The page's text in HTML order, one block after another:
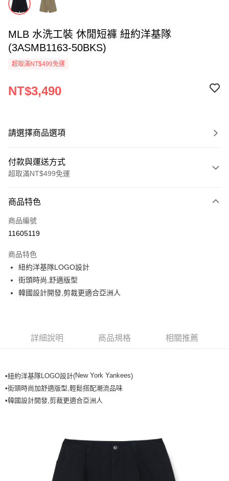
MLB 水洗工裝 休閒短褲 紐約洋基隊
(3ASMB1163-50BKS)
超取滿NT$499免運
NT$3,490
請選擇商品選項
付款與運送方式
超取滿NT$499免運
信用卡一次付款
超商取貨付款
Apple Pay
街口支付
全家取貨付款<未取貨列黑名單/不支援離島取退>
全家取貨<不支援離島取退>
每筆NT$60，滿NT$499(含以上)免運費
7-11取貨<不支援離島取退>
每筆NT$60，滿NT$499(含以上)免運費
宅配滿699免運
商品特色
商品編號
11605119
商品特色
紐約洋基隊LOGO設計
街頭時尚,舒適版型
韓國設計開發,剪裁更適合亞洲人
詳細說明 商品規格 相關推薦
•紐約洋基隊LOGO設計(New York Yankees)
•街頭時尚加舒適版型,輕鬆搭配潮流品味
•韓國設計開發,剪裁更適合亞洲人